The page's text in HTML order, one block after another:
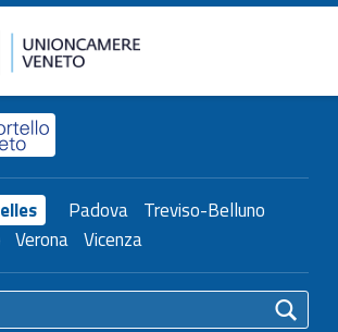
Unioncamere del Veneto
Padova Treviso-Belluno
Verona Vicenza